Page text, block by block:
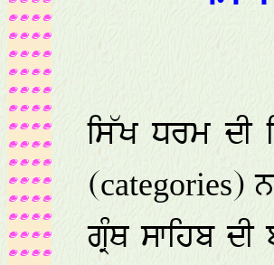
ਸਿੱਖ ਧਰਮ ਦੀ
(categories)
ਗ੍ਰੰਥ ਸਾਹਿਬ